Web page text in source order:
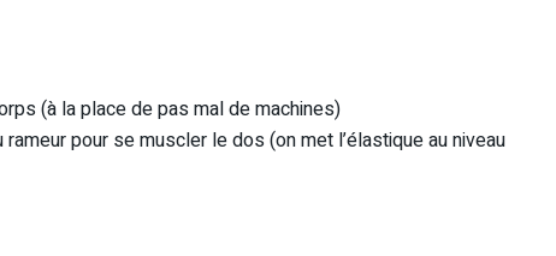
(à la place de pas mal de machines)
pour se muscler le dos (on met l’élastique au niveau